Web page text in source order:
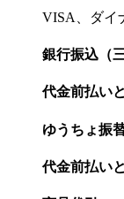
VISA、ダイ
銀行振込（
代金前払い
ゆうちょ振
代金前払い